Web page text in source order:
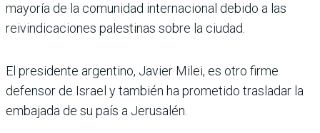
mayoría de la comunidad internacional debido a las
reivindicaciones palestinas sobre la ciudad.
El presidente argentino, Javier Milei, es otro firme
defensor de Israel y también ha prometido trasladar la
embajada de su país a Jerusalén.